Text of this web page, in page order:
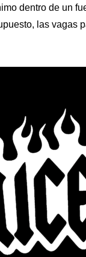
dentro de un
las vagas